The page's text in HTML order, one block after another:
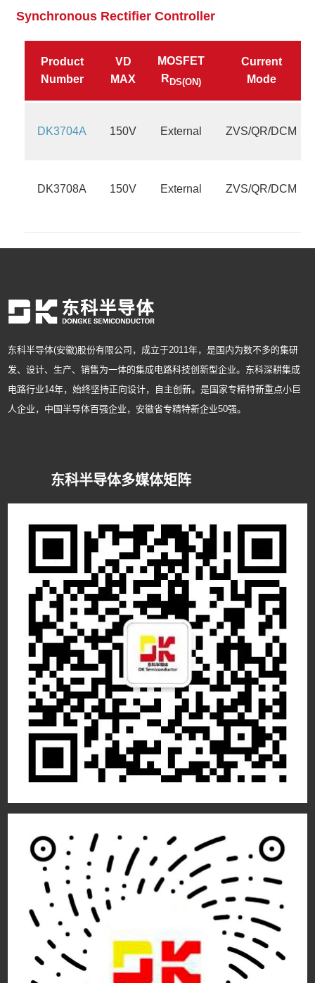
SOP8
SM10
Synchronous Rectifier Controller
Product
Number
VD
MAX
MOSFET
R DS(ON)
Current
Mode
DK3704A 150V External ZVS/QR/DCM
DK3708A 150V External ZVS/QR/DCM
东科半导体(安徽)股份有限公司，成立于2011年，是国内为数不多的集研
发、设计、生产、销售为一体的集成电路科技创新型企业。东科深耕集成
电路行业14年，始终坚持正向设计，自主创新。是国家专精特新重点小巨
人企业，中国半导体百强企业，安徽省专精特新企业50强。
东科半导体多媒体矩阵